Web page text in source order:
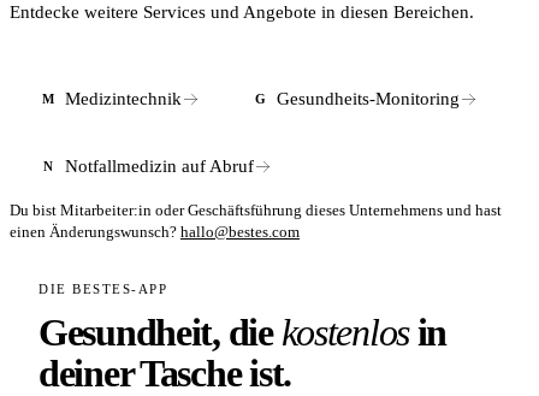
Flughäfen und Kliniken, die eine lückenlose Compliance-
Entdecke weitere Services und Angebote in diesen Bereichen.
M Medizintechnik G Gesundheits-Monitoring
N Notfallmedizin auf Abruf
Du bist Mitarbeiter:in oder Geschäftsführung dieses Unternehmens und hast
einen Änderungswunsch? hallo@bestes.com
DIE BESTES-APP
Gesundheit, diekostenlosin
deiner Tasche ist.